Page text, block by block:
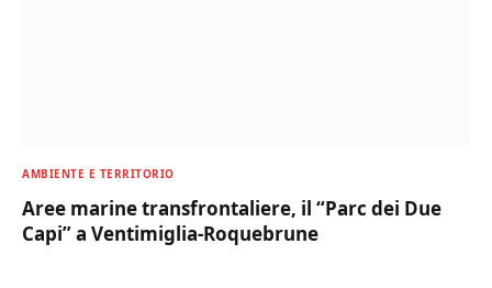
AMBIENTE E TERRITORIO
Aree marine transfrontaliere, il “Parc dei Due
Capi” a Ventimiglia-Roquebrune